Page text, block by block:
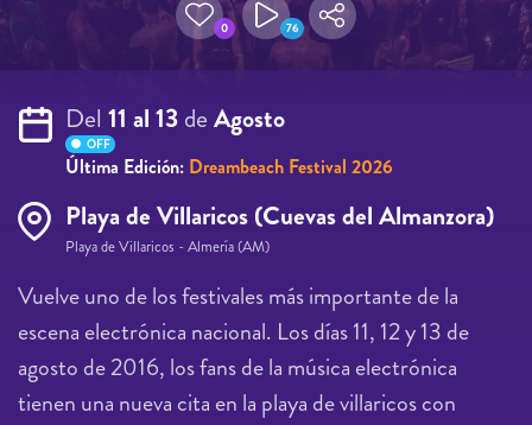
0 76
Del 11 al 13deAgosto
OFF
Última Edición: Dreambeach Festival 2026
Playa de Villaricos (Cuevas del Almanzora)
Playa de Villaricos - Almería (AM)
Vuelve uno de los festivales más importante de la
escena electrónica nacional. Los días 11, 12 y 13 de
agosto de 2016, los fans de la música electrónica
tienen una nueva cita en la playa de villaricos con